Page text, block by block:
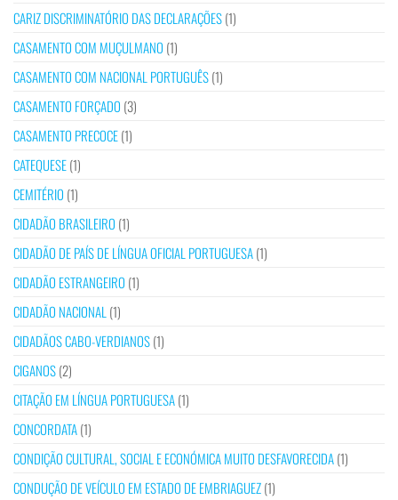
CARIZ DISCRIMINATÓRIO DAS DECLARAÇÕES(1)
CASAMENTO COM MUÇULMANO (1)
CASAMENTO COM NACIONAL PORTUGUÊS(1)
CASAMENTO FORÇADO (3)
CASAMENTO PRECOCE(1)
CATEQUESE(1)
CEMITÉRIO (1)
CIDADÃO BRASILEIRO (1)
CIDADÃO DE PAÍS DE LÍNGUA OFICIAL PORTUGUESA(1)
CIDADÃO ESTRANGEIRO (1)
CIDADÃO NACIONAL (1)
CIDADÃOS CABO-VERDIANOS(1)
CIGANOS(2)
CITAÇÃO EM LÍNGUA PORTUGUESA(1)
CONCORDATA(1)
CONDIÇÃO CULTURAL, SOCIAL E ECONÓMICA MUITO DESFAVORECIDA(1)
CONDUÇÃO DE VEÍCULO EM ESTADO DE EMBRIAGUEZ(1)